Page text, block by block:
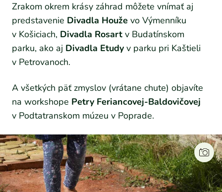
Zrakom okrem krásy záhrad môžete vnímať aj
predstavenie Divadla Houže vo Výmenníku
v Košiciach, Divadla Rosart v Budatínskom
parku, ako aj Divadla Etudy v parku pri Kaštieli
v Petrovanoch.
A všetkých päť zmyslov (vrátane chute) objavíte
na workshope Petry Feriancovej-Baldovičovej
v Podtatranskom múzeu v Poprade.